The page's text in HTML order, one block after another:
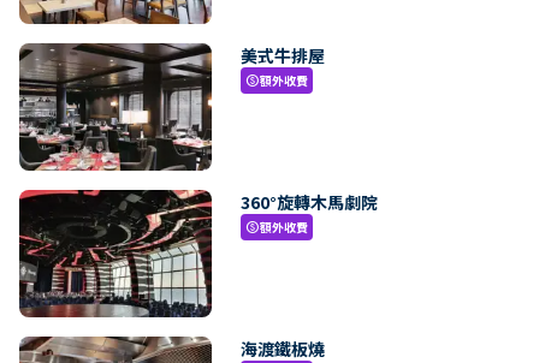
美式牛排屋
paid額外收費
360°旋轉木馬劇院
paid額外收費
海渡鐵板燒